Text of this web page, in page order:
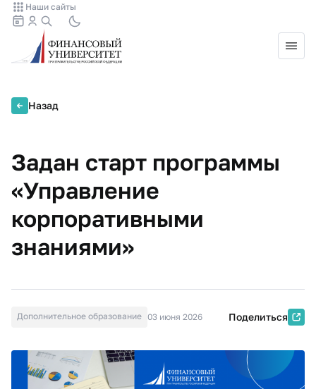
Наши сайты
Назад
Задан старт программы
«Управление
корпоративными
знаниями»
Дополнительное образование 03 июня 2026 Поделиться